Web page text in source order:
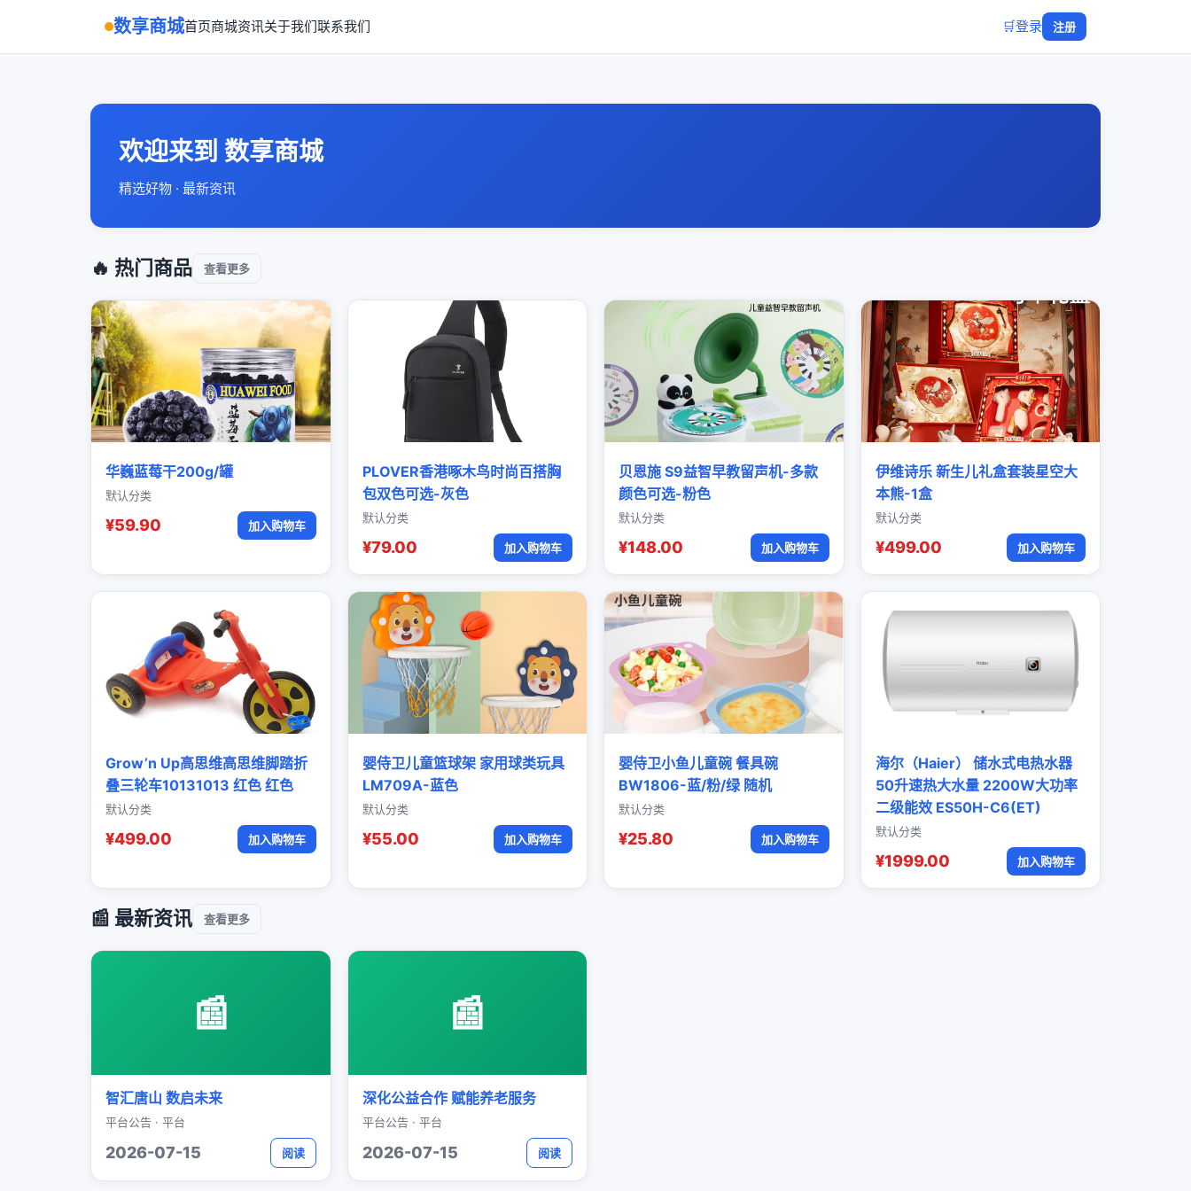
数享商城首页商城资讯关于我们联系我们 🛒登录 注册
欢迎来到 数享商城
精选好物 · 最新资讯
🔥 热门商品 查看更多
华巍蓝莓干200g/罐
默认分类
¥59.90 加入购物车
PLOVER香港啄木鸟时尚百搭胸
包双色可选-灰色
默认分类
¥79.00 加入购物车
贝恩施 S9益智早教留声机-多款
颜色可选-粉色
默认分类
¥148.00 加入购物车
伊维诗乐 新生儿礼盒套装星空大
本熊-1盒
默认分类
¥499.00 加入购物车
Grow’n Up高思维高思维脚踏折
叠三轮车10131013 红色 红色
默认分类
¥499.00 加入购物车
婴侍卫儿童篮球架 家用球类玩具
LM709A-蓝色
默认分类
¥55.00 加入购物车
婴侍卫小鱼儿童碗 餐具碗
BW1806-蓝/粉/绿 随机
默认分类
¥25.80 加入购物车
海尔（Haier） 储水式电热水器
50升速热大水量 2200W大功率
二级能效 ES50H-C6(ET)
默认分类
¥1999.00 加入购物车
📰 最新资讯 查看更多
📰
智汇唐山 数启未来
平台公告 · 平台
2026-07-15 阅读
📰
深化公益合作 赋能养老服务
平台公告 · 平台
2026-07-15 阅读